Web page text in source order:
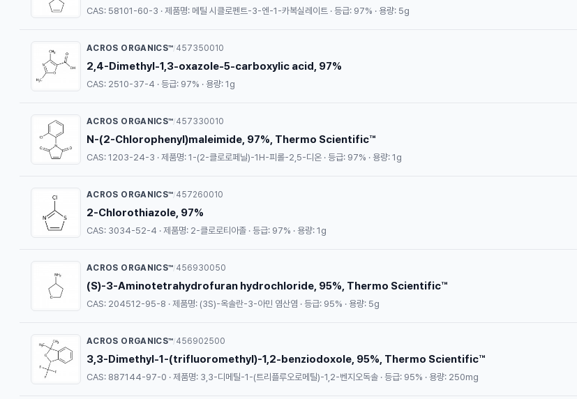
CAS: 58101-60-3 · 제품명: 메틸 시클로펜트-3-엔-1-카복실레이트 · 등급: 97% · 용량: 5g
ACROS ORGANICS™/457350010
2,4-Dimethyl-1,3-oxazole-5-carboxylic acid, 97%
CAS: 2510-37-4 · 등급: 97% · 용량: 1g
ACROS ORGANICS™/457330010
N-(2-Chlorophenyl)maleimide, 97%, Thermo Scientific™
CAS: 1203-24-3 · 제품명: 1-(2-클로로페닐)-1H-피롤-2,5-디온 · 등급: 97% · 용량: 1g
ACROS ORGANICS™/457260010
2-Chlorothiazole, 97%
CAS: 3034-52-4 · 제품명: 2-클로로티아졸 · 등급: 97% · 용량: 1g
ACROS ORGANICS™/456930050
(S)-3-Aminotetrahydrofuran hydrochloride, 95%, Thermo Scientific™
CAS: 204512-95-8 · 제품명: (3S)-옥솔란-3-아민 염산염 · 등급: 95% · 용량: 5g
ACROS ORGANICS™/456902500
3,3-Dimethyl-1-(trifluoromethyl)-1,2-benziodoxole, 95%, Thermo Scientific™
CAS: 887144-97-0 · 제품명: 3,3-디메틸-1-(트리플루오로메틸)-1,2-벤지오독솔 · 등급: 95% · 용량: 250mg